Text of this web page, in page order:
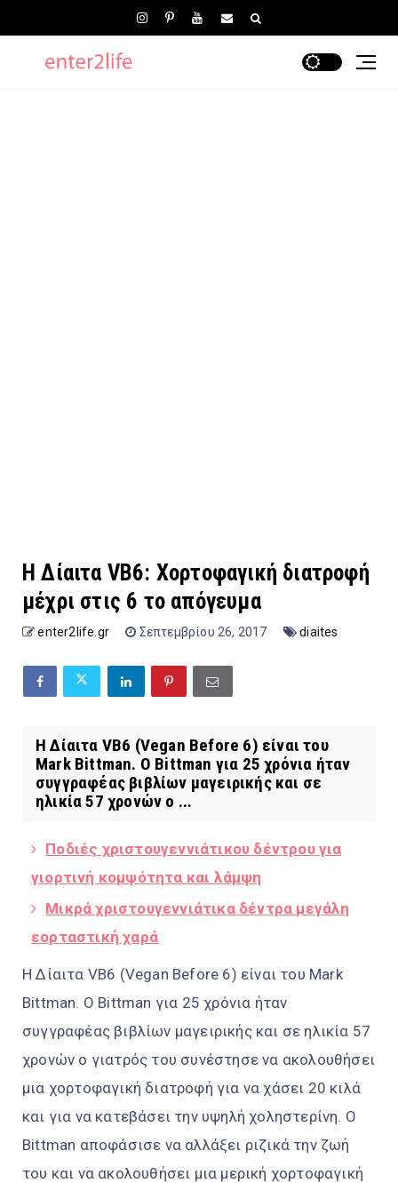
Η Δίαιτα VB6: Χορτοφαγική διατροφή
μέχρι στις 6 το απόγευμα
enter2life.gr Σεπτεμβρίου 26, 2017 diaites
Η Δίαιτα VB6 (Vegan Before 6) είναι του
Mark Bittman. Ο Bittman για 25 χρόνια ήταν
συγγραφέας βιβλίων μαγειρικής και σε
ηλικία 57 χρονών ο ...
Ποδιές χριστουγεννιάτικου δέντρου για
γιορτινή κομψότητα και λάμψη
Μικρά χριστουγεννιάτικα δέντρα μεγάλη
εορταστική χαρά
Η Δίαιτα VB6 (Vegan Before 6) είναι του Mark
Bittman. Ο Bittman για 25 χρόνια ήταν
συγγραφέας βιβλίων μαγειρικής και σε ηλικία 57
χρονών ο γιατρός του συνέστησε να ακολουθήσει
μια χορτοφαγική διατροφή για να χάσει 20 κιλά
και για να κατεβάσει την υψηλή χοληστερίνη. Ο
Bittman αποφάσισε να αλλάξει ριζικά την ζωή
του και να ακολουθήσει μια μερική χορτοφαγική